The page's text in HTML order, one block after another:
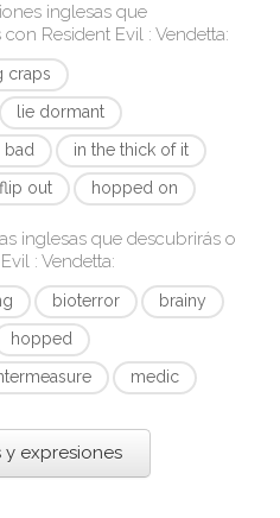
inglesas que
con Resident Evil : Vendetta:
craps
lie dormant
bad
in the thick of it
flip out hopped on
inglesas que descubrirás o
: Vendetta:
bioterror
brainy
hopped
medic
expresiones